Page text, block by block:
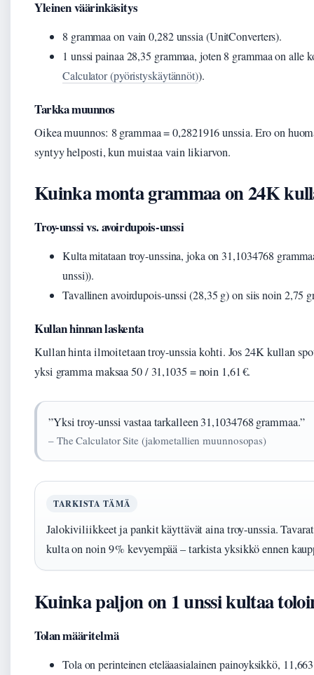
Yleinen väärinkäsitys
8 grammaa on vain 0,282 unssia (UnitConverters).
1 unssi painaa 28,35 grammaa, joten 8 grammaa on alle
Calculator (pyöristyskäytännöt)).
Tarkka muunnos
Oikea muunnos: 8 grammaa = 0,2821916 unssia. Ero on
syntyy helposti, kun muistaa vain likiarvon.
Kuinka monta grammaa on 24K
Troy-unssi vs. avoirdupois-unssi
Kulta mitataan troy-unssina, joka on 31,1034768
unssi)).
Tavallinen avoirdupois-unssi (28,35 g) on siis noin 2,75
Kullan hinnan laskenta
Kullan hinta ilmoitetaan troy-unssia kohti. Jos 24K kullan
yksi gramma maksaa 50 / 31,1035 = noin 1,61 €.
”Yksi troy-unssi vastaa tarkalleen 31,1034768 grammaa.”
– The Calculator Site (jalometallien muunnosopas)
TARKISTA TÄMÄ
Jalokiviliikkeet ja pankit käyttävät aina troy-unssia.
kulta on noin 9 % kevyempää – tarkista yksikkö ennen
Kuinka paljon on 1 unssi kultaa
Tolan määritelmä
Tola on perinteinen eteläaasialainen painoyksikkö,